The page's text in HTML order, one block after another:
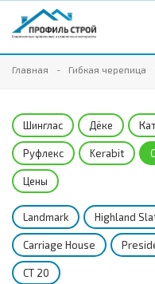
Главная Гибкая черепица
Шинглас Дёке
Руфлекс Kerabit
Цены
Landmark Highland
Carriage House
CT 20